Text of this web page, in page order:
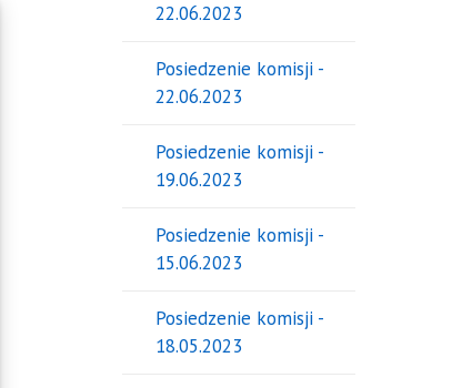
22.06.2023
Posiedzenie komisji -
22.06.2023
Posiedzenie komisji -
19.06.2023
Posiedzenie komisji -
15.06.2023
Posiedzenie komisji -
18.05.2023